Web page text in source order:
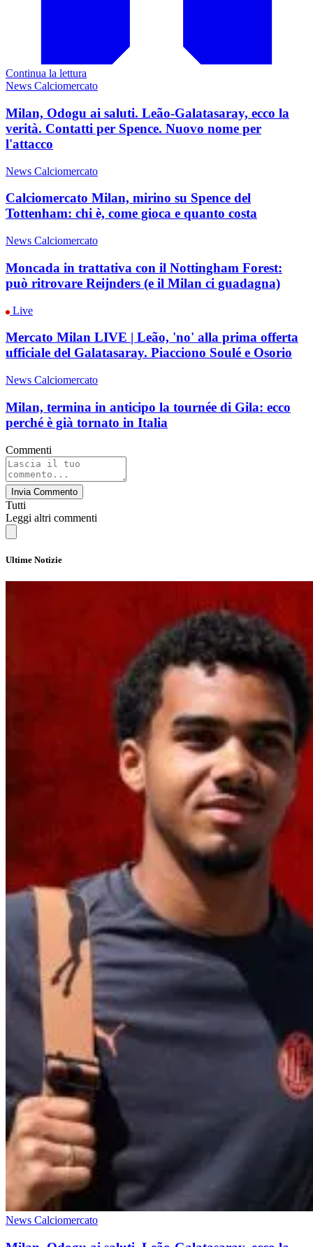
Continua la lettura
News Calciomercato
Milan, Odogu ai saluti. Leão-Galatasaray, ecco la
verità. Contatti per Spence. Nuovo nome per
l'attacco
News Calciomercato
Calciomercato Milan, mirino su Spence del
Tottenham: chi è, come gioca e quanto costa
News Calciomercato
Moncada in trattativa con il Nottingham Forest:
può ritrovare Reijnders (e il Milan ci guadagna)
Live
Mercato Milan LIVE | Leão, 'no' alla prima offerta
ufficiale del Galatasaray. Piacciono Soulé e Osorio
News Calciomercato
Milan, termina in anticipo la tournée di Gila: ecco
perché è già tornato in Italia
Commenti
Invia Commento
Tutti
Leggi altri commenti
Ultime Notizie
News Calciomercato